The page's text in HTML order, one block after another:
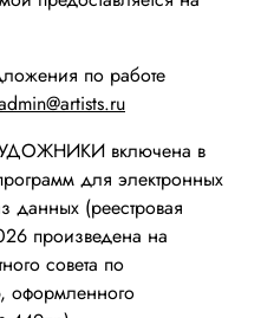
по работе
включена в
для электронных
данных (реестровая
произведена на
совета по
оформленного